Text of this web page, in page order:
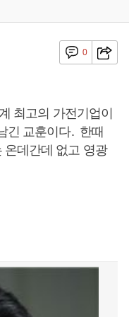
0
최고의 가전기업이
긴 교훈이다. 한때
온데간데 없고 영광